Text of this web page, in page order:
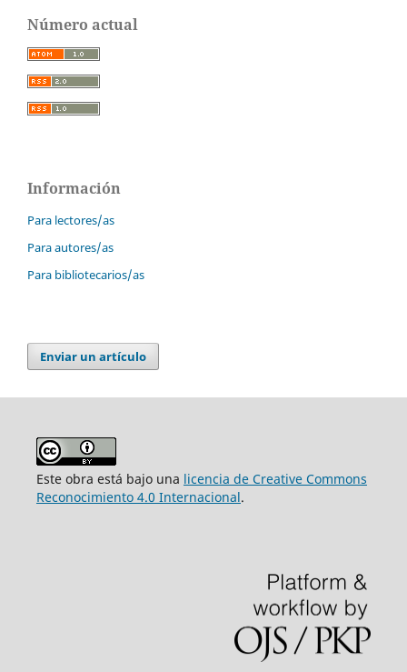
Número actual
Información
Para lectores/as
Para autores/as
Para bibliotecarios/as
Enviar un artículo
Este obra está bajo una licencia de Creative Commons
Reconocimiento 4.0 Internacional.